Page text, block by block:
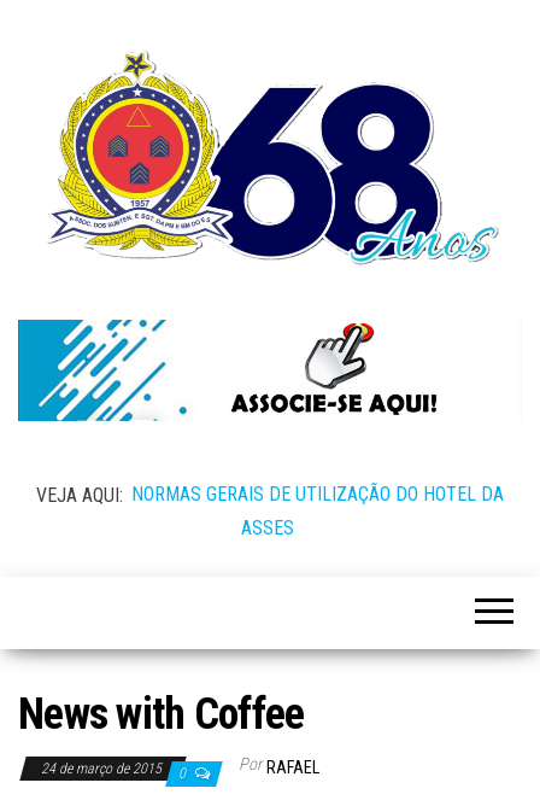
VEJA AQUI: NORMAS GERAIS DE UTILIZAÇÃO DO HOTEL DA
ASSES
News with Coffee
24 de março de 2015 0 Por RAFAEL